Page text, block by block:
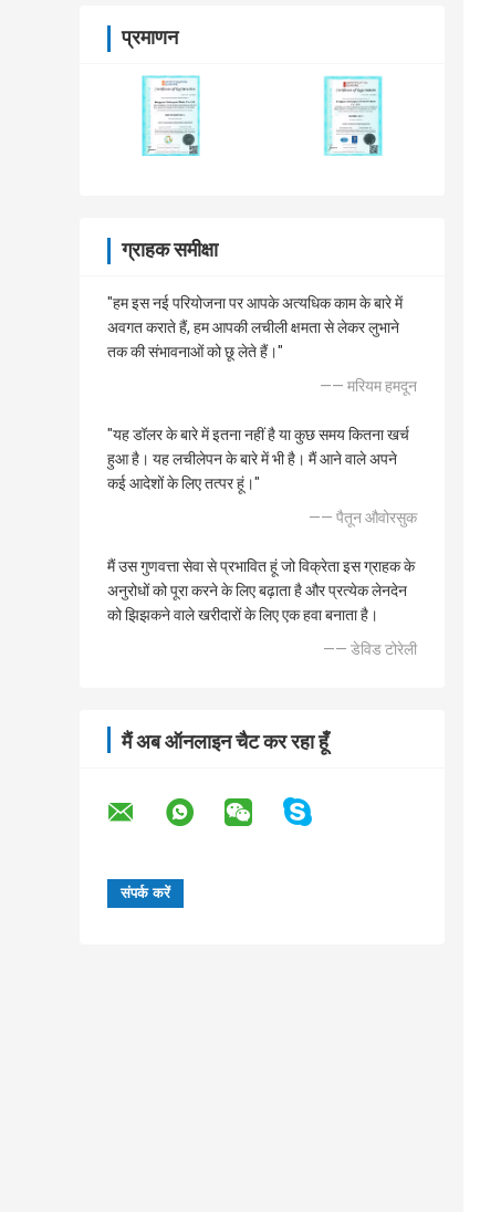
प्रमाणन
ग्राहक समीक्षा
"हम इस नई परियोजना पर आपके अत्यधिक काम के बारे में
अवगत कराते हैं, हम आपकी लचीली क्षमता से लेकर लुभाने
तक की संभावनाओं को छू लेते हैं।"
—— मरियम हमदून
"यह डॉलर के बारे में इतना नहीं है या कुछ समय कितना खर्च
हुआ है। यह लचीलेपन के बारे में भी है। मैं आने वाले अपने
कई आदेशों के लिए तत्पर हूं।"
—— पैतून औवोरसुक
मैं उस गुणवत्ता सेवा से प्रभावित हूं जो विक्रेता इस ग्राहक के
अनुरोधों को पूरा करने के लिए बढ़ाता है और प्रत्येक लेनदेन
को झिझकने वाले खरीदारों के लिए एक हवा बनाता है।
—— डेविड टोरेली
मैं अब ऑनलाइन चैट कर रहा हूँ